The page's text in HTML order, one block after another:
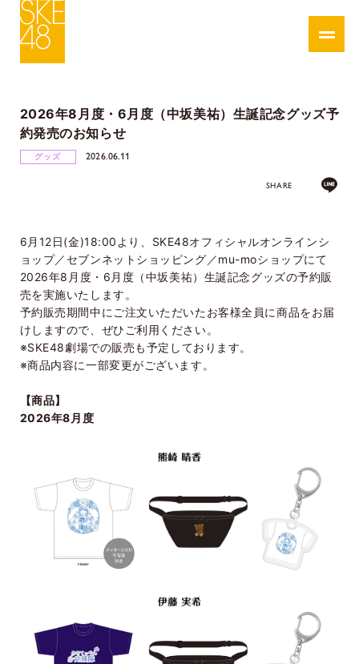
2026年8月度・6月度（中坂美祐）生誕記念グッズ予
約発売のお知らせ
グッズ 2026.06.11
SHARE
6月12日(金)18:00より、SKE48オフィシャルオンラインシ
ョップ／セブンネットショッピング／mu-moショップにて
2026年8月度・6月度（中坂美祐）生誕記念グッズの予約販
売を実施いたします。
予約販売期間中にご注文いただいたお客様全員に商品をお届
けしますので、ぜひご利用ください。
※SKE48劇場での販売も予定しております。
※商品内容に一部変更がございます。
【商品】
2026年8月度